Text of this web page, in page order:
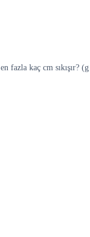
fazla kaç cm sıkışır? (g